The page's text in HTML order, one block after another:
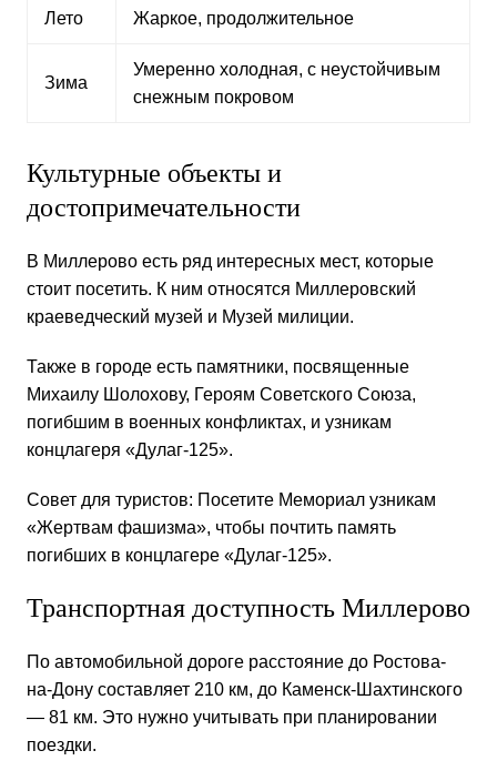
Лето Жаркое, продолжительное
Зима
Умеренно холодная, с неустойчивым
снежным покровом
Культурные объекты и
достопримечательности
В Миллерово есть ряд интересных мест, которые
стоит посетить. К ним относятся Миллеровский
краеведческий музей и Музей милиции.
Также в городе есть памятники, посвященные
Михаилу Шолохову, Героям Советского Союза,
погибшим в военных конфликтах, и узникам
концлагеря «Дулаг-125».
Совет для туристов: Посетите Мемориал узникам
«Жертвам фашизма», чтобы почтить память
погибших в концлагере «Дулаг-125».
Транспортная доступность Миллерово
По автомобильной дороге расстояние до Ростова-
на-Дону составляет 210 км, до Каменск-Шахтинского
— 81 км. Это нужно учитывать при планировании
поездки.